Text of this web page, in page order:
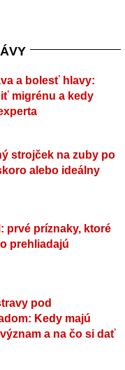
a bolesť hlavy:
migrénu a kedy
strojček na zuby po
alebo ideálny
prvé príznaky, ktoré
prehliadajú
pod
Kedy majú
a na čo si dať